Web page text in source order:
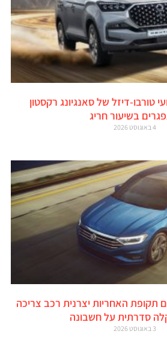
טורבו-דיזל של סאנגיונג רקסטון
בשיעור חריג
4 באוגוסט 2026
תקופת האחריות יצרנית רכב צריכה
סדרתית על חשבונה
3 באוגוסט 2026